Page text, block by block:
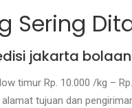
Sering
jakarta
timur Rp. 10.000 /kg –
tujuan dan